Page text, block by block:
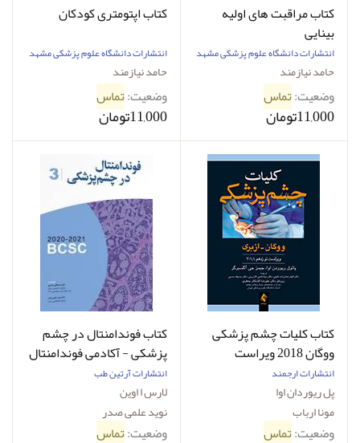
کتاب مراقبت های اولیه
بینایی
انتشارات دانشگاه علوم پزشکی مشهد
حامد نیازمند
وضعیت:تماس
11,000تومان
کتاب اپتومتری کودکان
انتشارات دانشگاه علوم پزشکی مشهد
حامد نیازمند
وضعیت:تماس
11,000تومان
کتاب کلیات چشم پزشکی
ووگان 2018 ویراست
نوزدهم
انتشارات ارجمند
پل ریوردان اوا
مونا ارباب
وضعیت:تماس
کتاب فوندامنتال در چشم
پزشکی - آکادمی فوندامنتال
(2021- 2020) -نویسنده
لارلس ا. اوین
انتشارات آرتین طب
لارس ا اوین
نوید علمی صدر
وضعیت:تماس